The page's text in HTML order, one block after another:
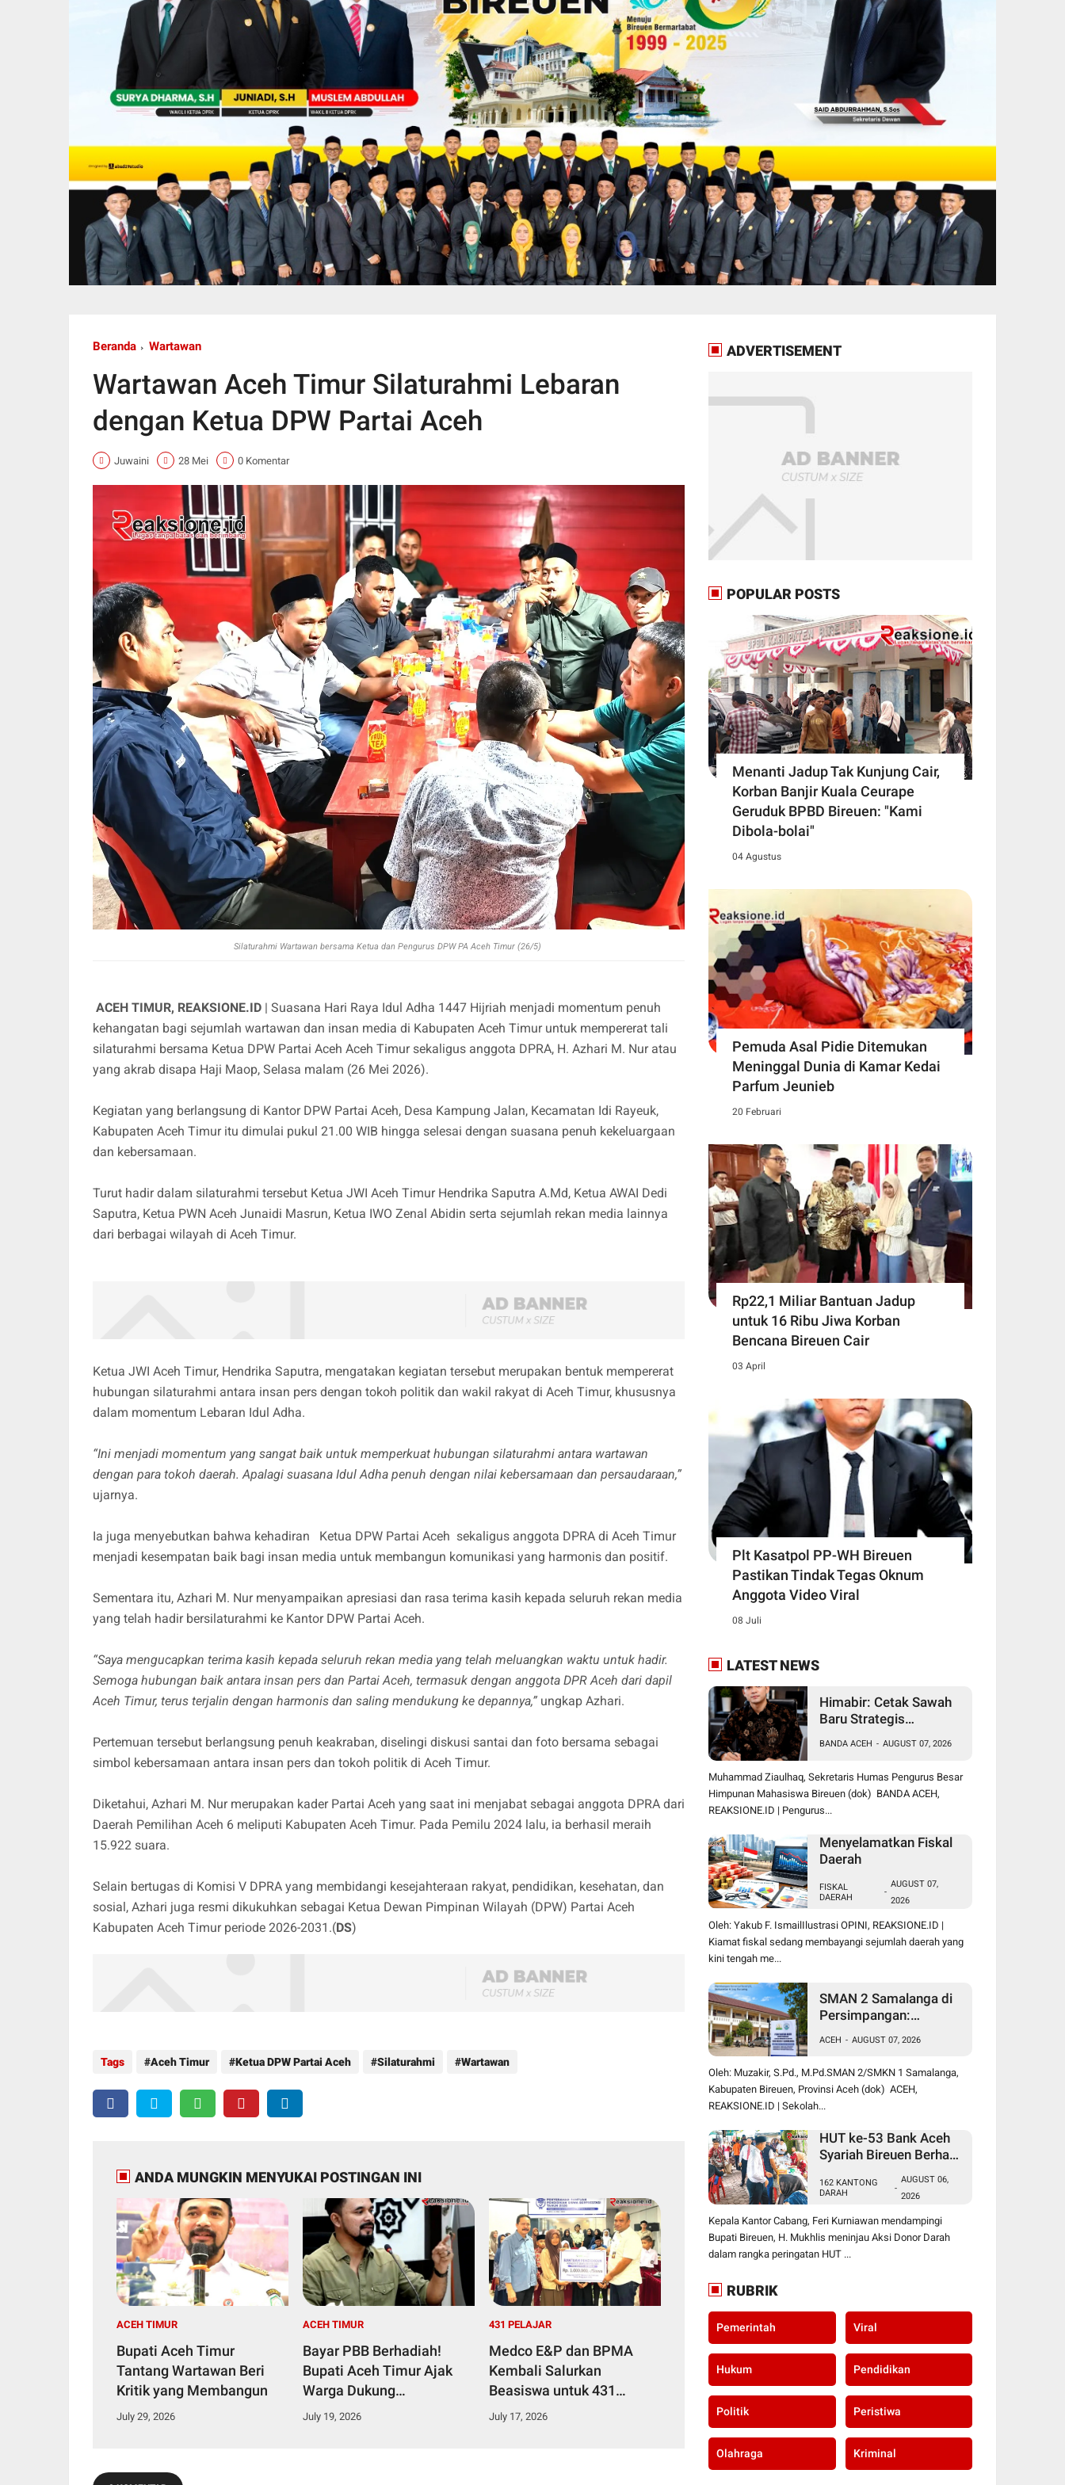
Beranda Wartawan
Wartawan Aceh Timur Silaturahmi Lebaran
dengan Ketua DPW Partai Aceh
Juwaini 28 Mei 0 Komentar
Silaturahmi Wartawan bersama Ketua dan Pengurus DPW PA Aceh Timur (26/5)
ACEH TIMUR, REAKSIONE.ID | Suasana Hari Raya Idul Adha 1447 Hijriah menjadi momentum penuh
kehangatan bagi sejumlah wartawan dan insan media di Kabupaten Aceh Timur untuk mempererat tali
silaturahmi bersama Ketua DPW Partai Aceh Aceh Timur sekaligus anggota DPRA, H. Azhari M. Nur atau
yang akrab disapa Haji Maop, Selasa malam (26 Mei 2026).
Kegiatan yang berlangsung di Kantor DPW Partai Aceh, Desa Kampung Jalan, Kecamatan Idi Rayeuk,
Kabupaten Aceh Timur itu dimulai pukul 21.00 WIB hingga selesai dengan suasana penuh kekeluargaan
dan kebersamaan.
Turut hadir dalam silaturahmi tersebut Ketua JWI Aceh Timur Hendrika Saputra A.Md, Ketua AWAI Dedi
Saputra, Ketua PWN Aceh Junaidi Masrun, Ketua IWO Zenal Abidin serta sejumlah rekan media lainnya
dari berbagai wilayah di Aceh Timur.
Ketua JWI Aceh Timur, Hendrika Saputra, mengatakan kegiatan tersebut merupakan bentuk mempererat
hubungan silaturahmi antara insan pers dengan tokoh politik dan wakil rakyat di Aceh Timur, khususnya
dalam momentum Lebaran Idul Adha.
“Ini menjadi momentum yang sangat baik untuk memperkuat hubungan silaturahmi antara wartawan
dengan para tokoh daerah. Apalagi suasana Idul Adha penuh dengan nilai kebersamaan dan persaudaraan,”
ujarnya.
Ia juga menyebutkan bahwa kehadiran Ketua DPW Partai Aceh sekaligus anggota DPRA di Aceh Timur
menjadi kesempatan baik bagi insan media untuk membangun komunikasi yang harmonis dan positif.
Sementara itu, Azhari M. Nur menyampaikan apresiasi dan rasa terima kasih kepada seluruh rekan media
yang telah hadir bersilaturahmi ke Kantor DPW Partai Aceh.
“Saya mengucapkan terima kasih kepada seluruh rekan media yang telah meluangkan waktu untuk hadir.
Semoga hubungan baik antara insan pers dan Partai Aceh, termasuk dengan anggota DPR Aceh dari dapil
Aceh Timur, terus terjalin dengan harmonis dan saling mendukung ke depannya,” ungkap Azhari.
Pertemuan tersebut berlangsung penuh keakraban, diselingi diskusi santai dan foto bersama sebagai
simbol kebersamaan antara insan pers dan tokoh politik di Aceh Timur.
Diketahui, Azhari M. Nur merupakan kader Partai Aceh yang saat ini menjabat sebagai anggota DPRA dari
Daerah Pemilihan Aceh 6 meliputi Kabupaten Aceh Timur. Pada Pemilu 2024 lalu, ia berhasil meraih
15.922 suara.
Selain bertugas di Komisi V DPRA yang membidangi kesejahteraan rakyat, pendidikan, kesehatan, dan
sosial, Azhari juga resmi dikukuhkan sebagai Ketua Dewan Pimpinan Wilayah (DPW) Partai Aceh
Kabupaten Aceh Timur periode 2026-2031.(DS)
Tags Aceh Timur Ketua DPW Partai Aceh Silaturahmi Wartawan
ANDA MUNGKIN MENYUKAI POSTINGAN INI
ACEH TIMUR
Bupati Aceh Timur
Tantang Wartawan Beri
Kritik yang Membangun
July 29, 2026
ACEH TIMUR
Bayar PBB Berhadiah!
Bupati Aceh Timur Ajak
Warga Dukung
Pembangunan Daerah
July 19, 2026
431 PELAJAR
Medco E&P dan BPMA
Kembali Salurkan
Beasiswa untuk 431
Pelajar Berprestasi di
July 17, 2026
ADVERTISEMENT
POPULAR POSTS
Menanti Jadup Tak Kunjung Cair,
Korban Banjir Kuala Ceurape
Geruduk BPBD Bireuen: "Kami
Dibola-bolai"
04 Agustus
Pemuda Asal Pidie Ditemukan
Meninggal Dunia di Kamar Kedai
Parfum Jeunieb
20 Februari
Rp22,1 Miliar Bantuan Jadup
untuk 16 Ribu Jiwa Korban
Bencana Bireuen Cair
03 April
Plt Kasatpol PP-WH Bireuen
Pastikan Tindak Tegas Oknum
Anggota Video Viral
08 Juli
LATEST NEWS
Himabir: Cetak Sawah
Baru Strategis
BANDA ACEH - AUGUST 07, 2026
Muhammad Ziaulhaq, Sekretaris Humas Pengurus Besar
Himpunan Mahasiswa Bireuen (dok) BANDA ACEH,
REAKSIONE.ID | Pengurus...
Menyelamatkan Fiskal
Daerah
FISKAL
DAERAH
-
AUGUST 07,
2026
Oleh: Yakub F. IsmailIlustrasi OPINI, REAKSIONE.ID |
Kiamat fiskal sedang membayangi sejumlah daerah yang
kini tengah me...
SMAN 2 Samalanga di
Persimpangan:
Menjadi SMK?
ACEH - AUGUST 07, 2026
Oleh: Muzakir, S.Pd., M.Pd.SMAN 2/SMKN 1 Samalanga,
Kabupaten Bireuen, Provinsi Aceh (dok) ACEH,
REAKSIONE.ID | Sekolah...
HUT ke-53 Bank Aceh
Syariah Bireuen Berhasil
Kantong Darah
162 KANTONG
DARAH
-
AUGUST 06,
2026
Kepala Kantor Cabang, Feri Kurniawan mendampingi
Bupati Bireuen, H. Mukhlis meninjau Aksi Donor Darah
dalam rangka peringatan HUT ...
RUBRIK
Pemerintah Viral
Hukum Pendidikan
Politik Peristiwa
Olahraga Kriminal